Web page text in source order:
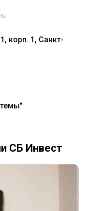
корп. 1, Санкт-
СБ Инвест